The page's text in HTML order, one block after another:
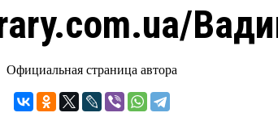
Официальная страница автора